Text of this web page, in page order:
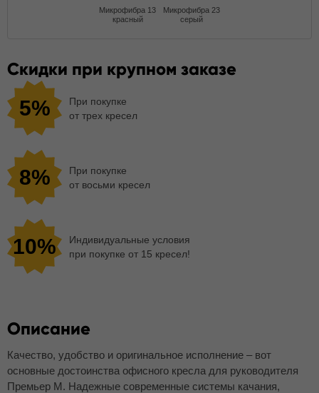
Микрофибра 13
красный
Микрофибра 23
серый
Скидки при крупном заказе
5%
При покупке
от трех кресел
8%
При покупке
от восьми кресел
10%
Индивидуальные условия
при покупке от 15 кресел!
Описание
Качество, удобство и оригинальное исполнение – вот
основные достоинства офисного кресла для руководителя
Премьер М. Надежные современные системы качания,